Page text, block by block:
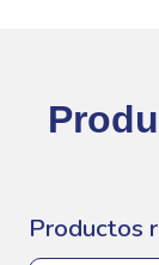
Productos